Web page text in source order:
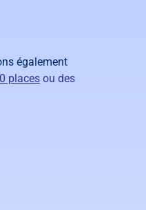
également
places ou des